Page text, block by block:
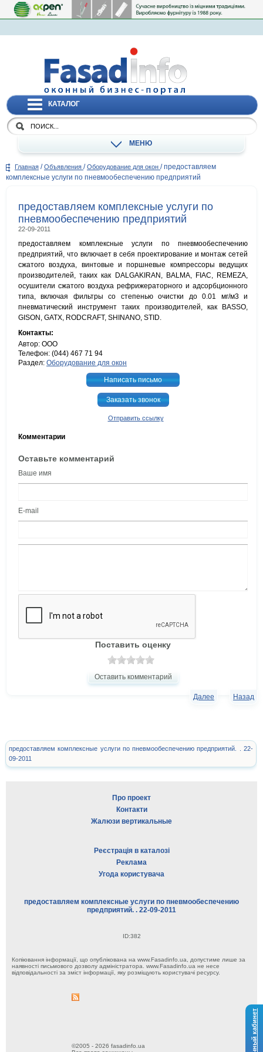
Личный кабинет
КАТАЛОГ
МЕНЮ
Главная / Объявления / Оборудование для окон / предоставляем
комплексные услуги по пневмообеспечению предприятий
предоставляем комплексные услуги по
пневмообеспечению предприятий
22-09-2011
предоставляем комплексные услуги по пневмообеспечению
предприятий, что включает в себя проектирование и монтаж сетей
сжатого воздуха, винтовые и поршневые компрессоры ведущих
производителей, таких как DALGAKIRAN, BALMA, FIAC, REMEZA,
осушители сжатого воздуха рефрижераторного и адсорбционного
типа, включая фильтры со степенью очистки до 0.01 мг/м3 и
пневматический инструмент таких производителей, как BASSO,
GISON, GATX, RODCRAFT, SHINANO, STID.
Контакты:
Автор: ООО
Телефон: (044) 467 71 94
Раздел: Оборудование для окон
Написать письмо
Заказать звонок
Отправить ссылку
Комментарии
Оставьте комментарий
Ваше имя
E-mail
Поставить оценку
Оставить комментарий
Назад
Далее
предоставляем комплексные услуги по пневмообеспечению предприятий. . 22-
09-2011
Про проект
Контакти
Жалюзи вертикальные
Реєстрація в каталозі
Реклама
Угода користувача
предоставляем комплексные услуги по пневмообеспечению
предприятий. . 22-09-2011
ID:382
Копіювання інформації, що опублікована на www.Fasadinfo.ua, допустиме лише за
наявності письмового дозволу адміністратора. www.Fasadinfo.ua не несе
відповідальності за зміст інформації, яку розміщують користувачі ресурсу.
©2005 - 2026 fasadinfo.ua